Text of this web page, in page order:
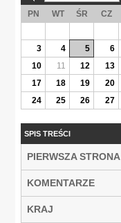
PN WT ŚR CZ
3
4 5 6
10
11 12 13
17
18 19 20
24
25 26 27
SPIS TREŚCI
PIERWSZA STRONA
KOMENTARZE
KRAJ